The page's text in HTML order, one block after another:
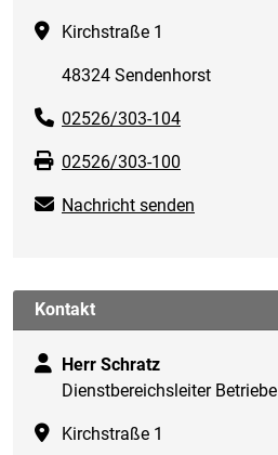
Kirchstraße 1
48324 Sendenhorst
02526/303-104
02526/303-100
Nachricht senden
Kontakt
Herr Schratz
Dienstbereichsleiter Betriebe
Kirchstraße 1